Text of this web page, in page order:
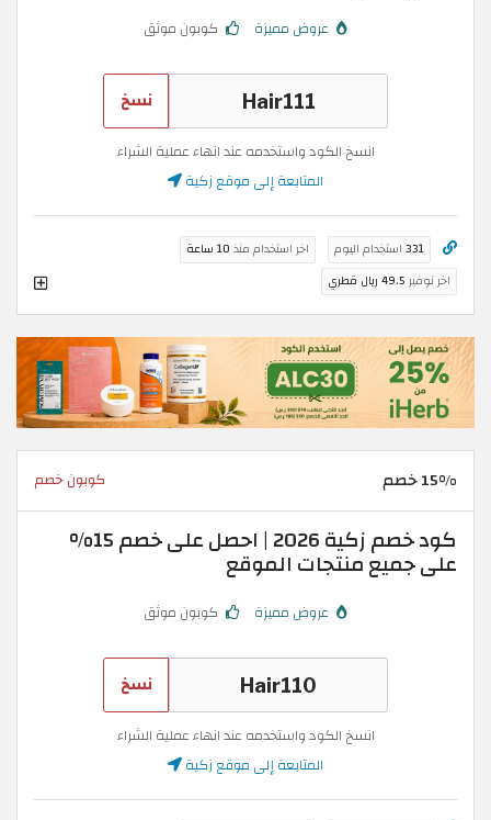
عروض مميزة كوبون موثق
نسخ
انسخ الكود واستخدمه عند انهاء عملية الشراء
المتابعة إلى موقع زكية
331 استخدام اليوم اخر استخدام منذ 10 ساعة
اخر توفير 49.5 ريال قطري
15% خصم كوبون خصم
كود خصم زكية 2026 | احصل على خصم 15%
على جميع منتجات الموقع
عروض مميزة كوبون موثق
نسخ
انسخ الكود واستخدمه عند انهاء عملية الشراء
المتابعة إلى موقع زكية